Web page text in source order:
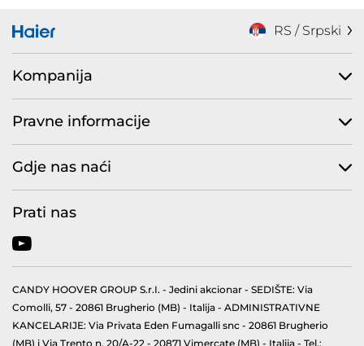
RS / Srpski
Kompanija
Pravne informacije
Gdje nas naći
Prati nas
CANDY HOOVER GROUP S.r.I. - Jedini akcionar - SEDIŠTE: Via
Comolli, 57 - 20861 Brugherio (MB) - Italija - ADMINISTRATIVNE
KANCELARIJE: Via Privata Eden Fumagalli snc - 20861 Brugherio
(MB) i Via Trento n. 20/A-22 - 20871 Vimercate (MB) - Italija - Tel.: